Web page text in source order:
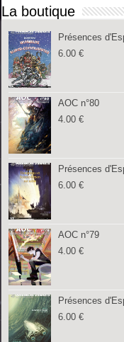
La boutique
Présences
6.00€
AOC n°80
4.00€
Présences
6.00€
AOC n°79
4.00€
Présences
6.00€